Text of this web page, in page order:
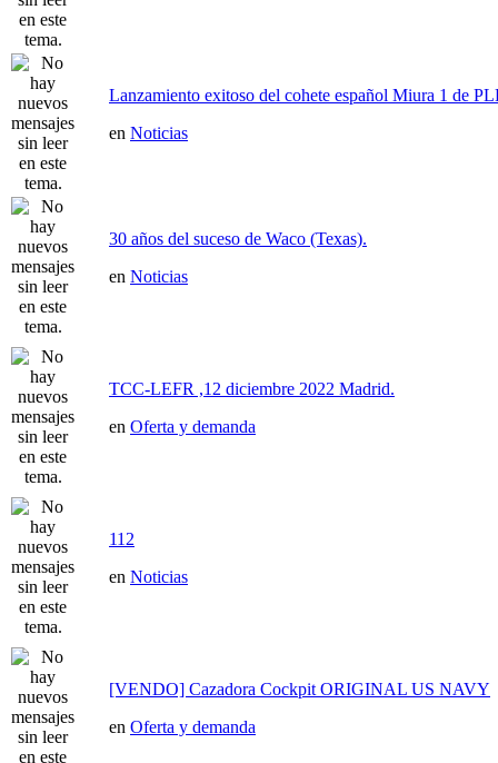
Lanzamiento exitoso del cohete español Miura 1 de
en Noticias
30 años del suceso de Waco (Texas).
en Noticias
TCC-LEFR ,12 diciembre 2022 Madrid.
en Oferta y demanda
112
en Noticias
[VENDO] Cazadora Cockpit ORIGINAL US NAVY
en Oferta y demanda